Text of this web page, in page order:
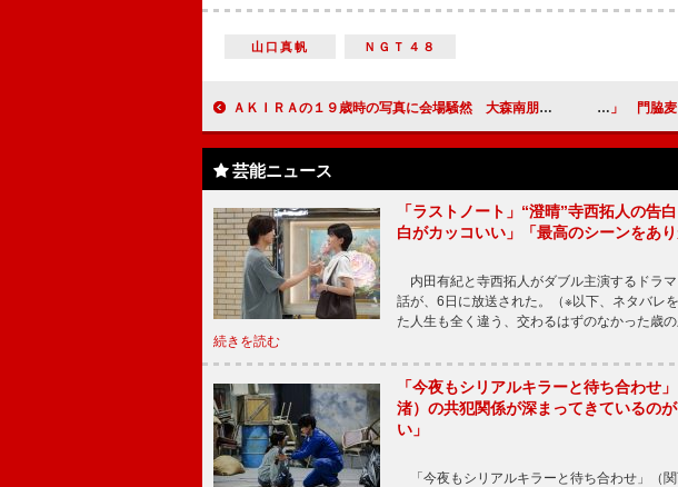
山口真帆 ＮＧＴ４８
ＡＫＩＲＡの１９歳時の写真に会場騒然 大森南朋「道で会ったらお金取られそう」 成田凌、キスシーン
芸能ニュース
「ラストノート」“澄晴”寺西拓人の告
白がカッコいい」「最高のシーンをあり
内田有紀と寺西拓人がダブル主演するドラ
話が、6日に放送された。（※以下、ネタバ
た人生も全く違う、交わるはずのなかった歳
続きを読む
「今夜もシリアルキラーと待ち合わせ
渚）の共犯関係が深まってきているの
い」
「今夜もシリアルキラーと待ち合わせ」（